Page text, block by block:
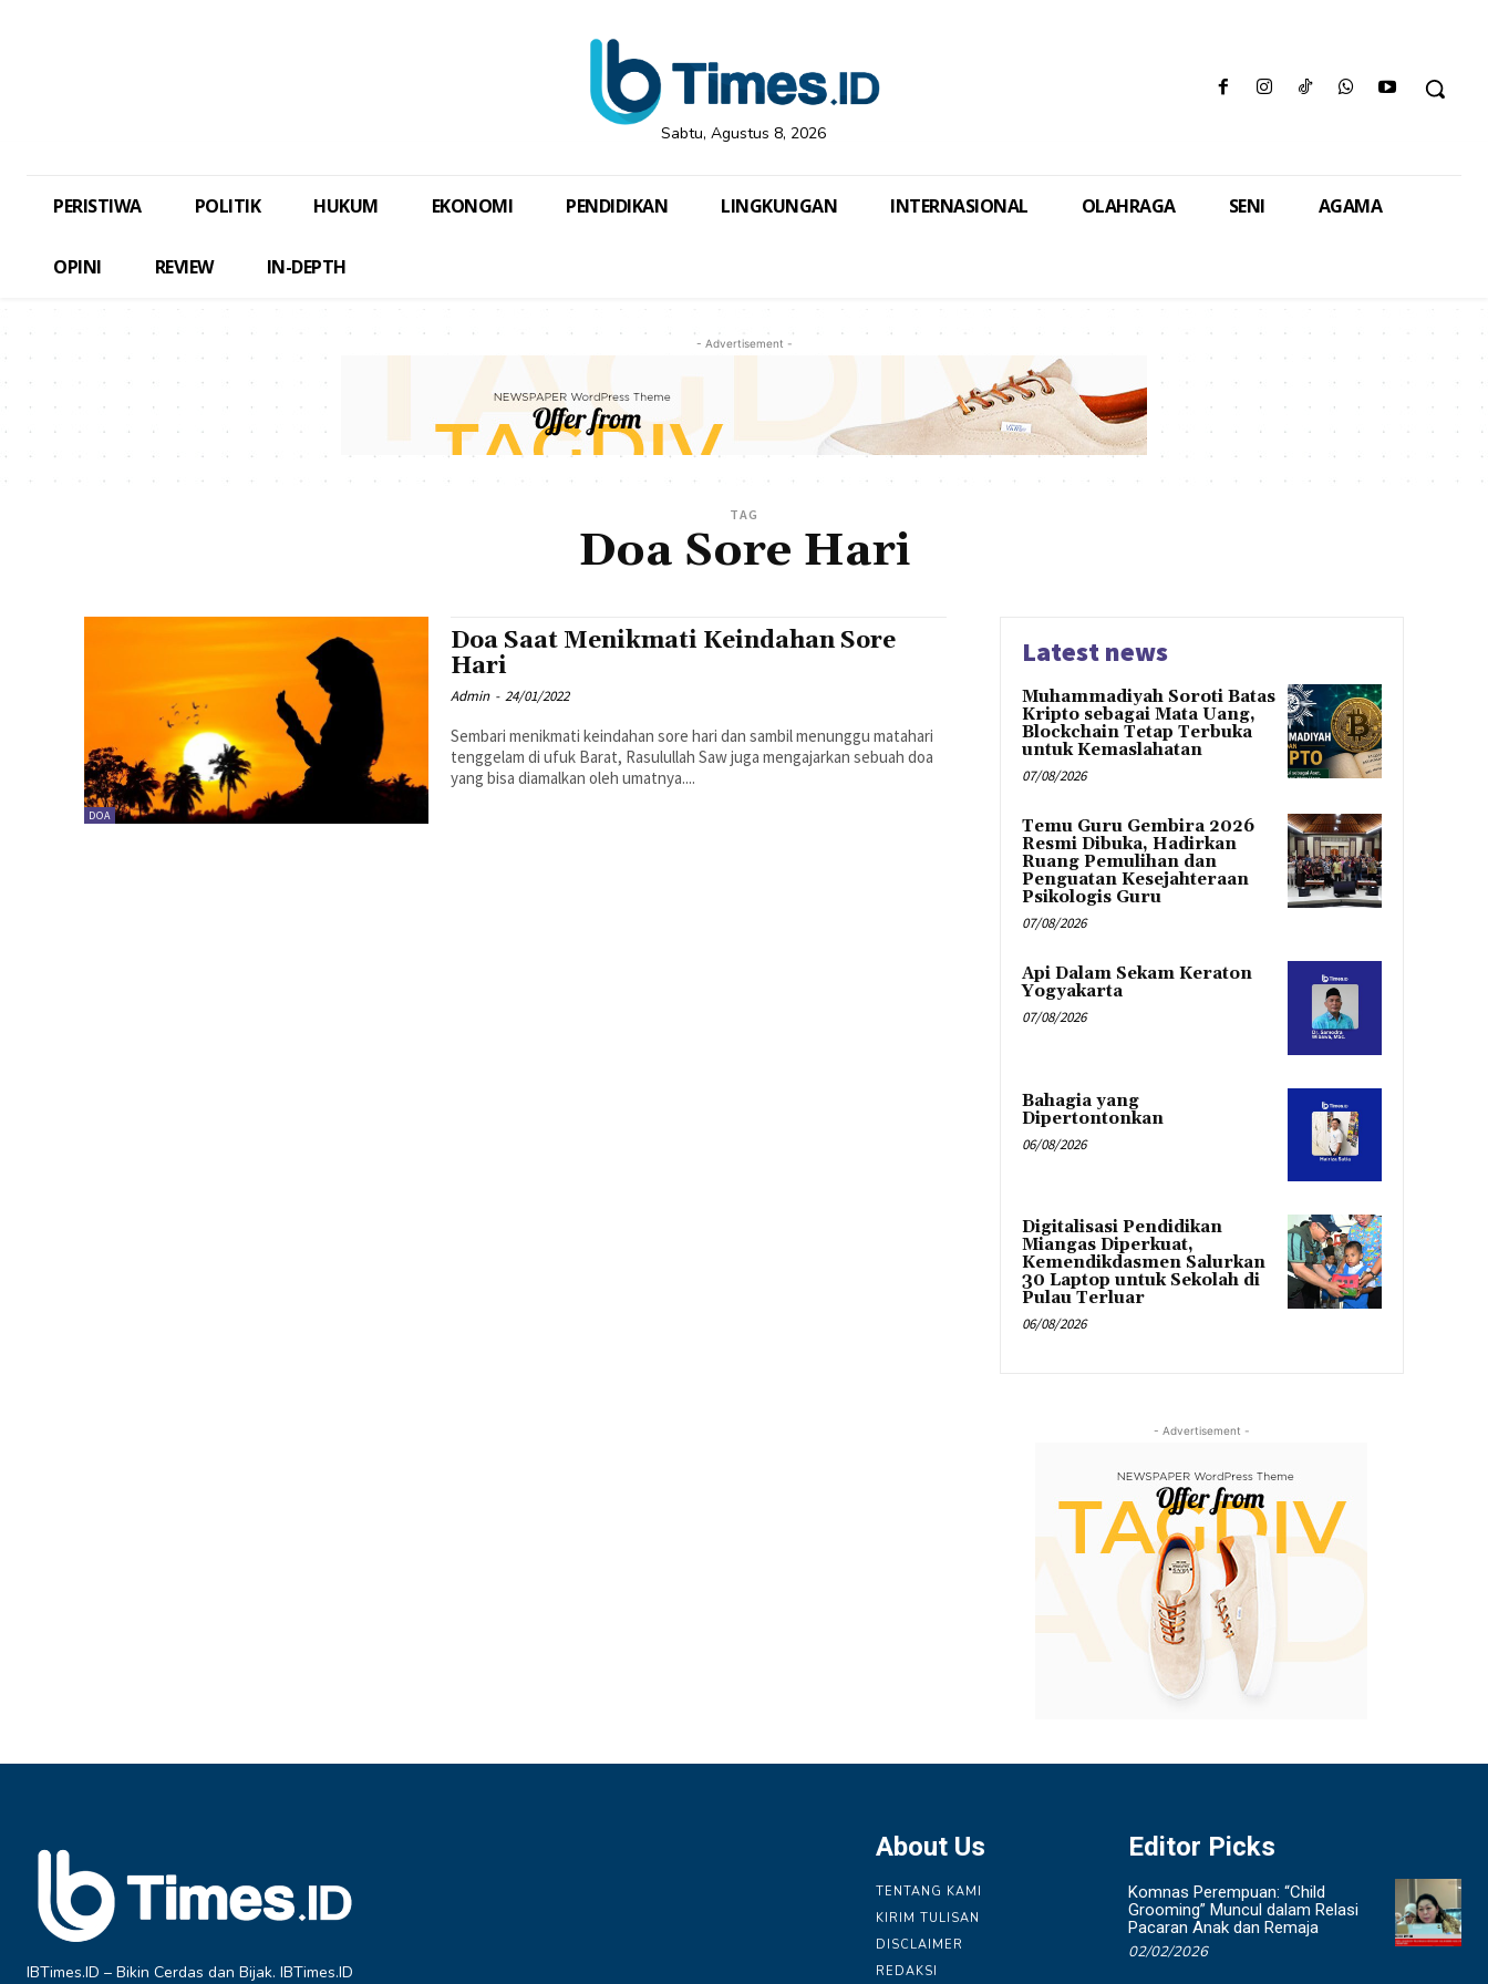
Sabtu, Agustus 8, 2026
PERISTIWA POLITIK HUKUM EKONOMI PENDIDIKAN LINGKUNGAN INTERNASIONAL OLAHRAGA SENI AGAMA
OPINI REVIEW IN-DEPTH
- Advertisement -
TAG
Doa Sore Hari
DOA
Doa Saat Menikmati Keindahan Sore
Hari
Admin - 24/01/2022
Sembari menikmati keindahan sore hari dan sambil menunggu matahari
tenggelam di ufuk Barat, Rasulullah Saw juga mengajarkan sebuah doa
yang bisa diamalkan oleh umatnya....
Latest news
Muhammadiyah Soroti Batas
Kripto sebagai Mata Uang,
Blockchain Tetap Terbuka
untuk Kemaslahatan
07/08/2026
Temu Guru Gembira 2026
Resmi Dibuka, Hadirkan
Ruang Pemulihan dan
Penguatan Kesejahteraan
Psikologis Guru
07/08/2026
Api Dalam Sekam Keraton
Yogyakarta
07/08/2026
Bahagia yang
Dipertontonkan
06/08/2026
Digitalisasi Pendidikan
Miangas Diperkuat,
Kemendikdasmen Salurkan
30 Laptop untuk Sekolah di
Pulau Terluar
06/08/2026
- Advertisement -
IBTimes.ID – Bikin Cerdas dan Bijak. IBTimes.ID
About Us
TENTANG KAMI
KIRIM TULISAN
DISCLAIMER
REDAKSI
Editor Picks
Komnas Perempuan: “Child
Grooming” Muncul dalam Relasi
Pacaran Anak dan Remaja
02/02/2026